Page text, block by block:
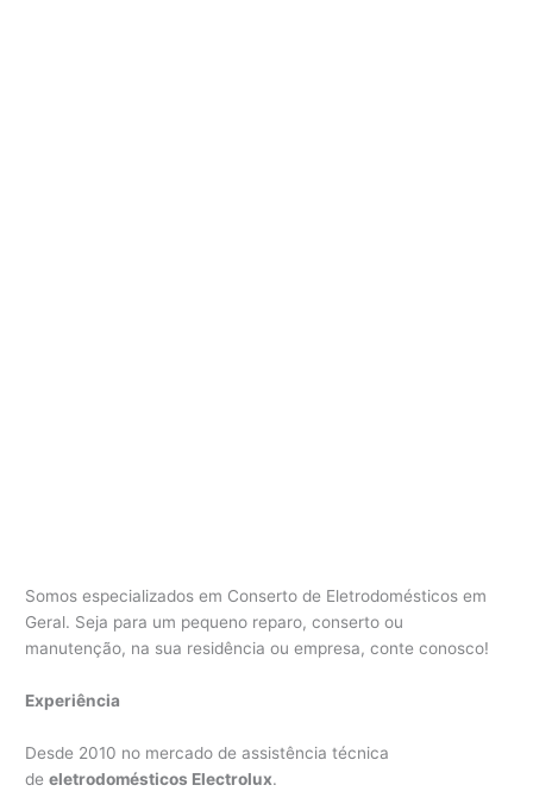
Somos especializados em Conserto de Eletrodomésticos em
Geral. Seja para um pequeno reparo, conserto ou
manutenção, na sua residência ou empresa, conte conosco!
Experiência
Desde 2010 no mercado de assistência técnica
deeletrodomésticos Electrolux.